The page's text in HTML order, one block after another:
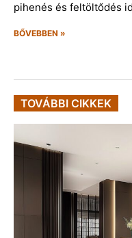
pihenés és feltöltődés
BŐVEBBEN »
TOVÁBBI CIKKEK